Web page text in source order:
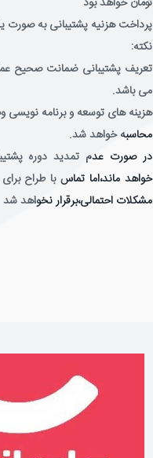
پرداخت هزنیه پشتیبانی به صورت
نکته:
تعریف پشتیبانی ضمانت صحیح
می باشد.
هزینه های توسعه و برنامه
محاسبه خواهد شد.
در صورت عدم تمدید دوره
خواهد ماند،اما تماس با طراح
مشکلات احتمالی،برقرار نخواهد شد